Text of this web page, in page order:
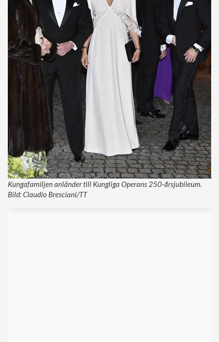
Kungafamiljen anländer till Kungliga Operans 250-årsjubileum.
Bild: Claudio Bresciani/TT